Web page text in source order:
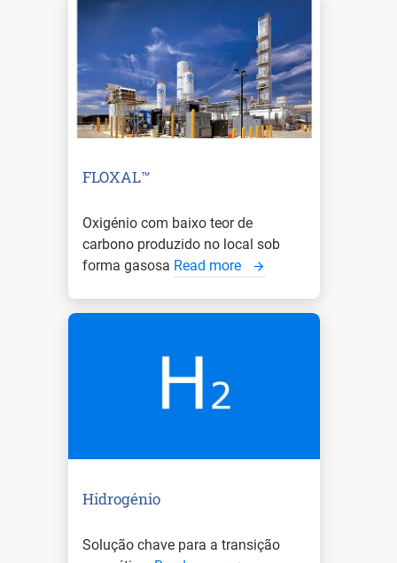
FLOXAL™
Oxigénio com baixo teor de
carbono produzido no local sob
forma gasosa Read more
Hidrogénio
Solução chave para a transição